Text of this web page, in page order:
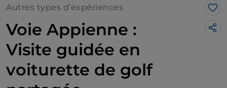
Autres types d’expériences
Voie Appienne :
Visite guidée en
voiturette de golf